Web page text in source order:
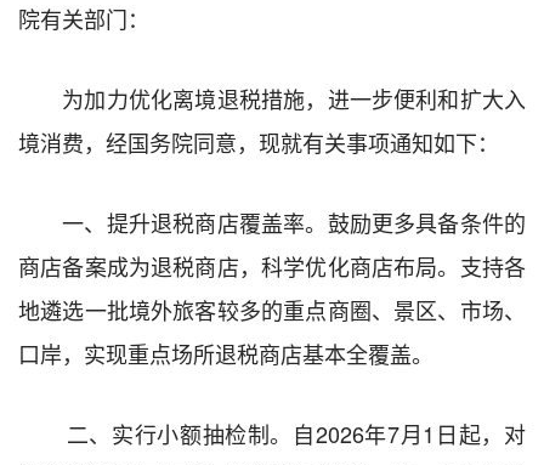
院有关部门：
为加力优化离境退税措施，进一步便利和扩大入
境消费，经国务院同意，现就有关事项通知如下：
一、提升退税商店覆盖率。 鼓励更多具备条件的
商店备案成为退税商店，科学优化商店布局。支持各
地遴选一批境外旅客较多的重点商圈、景区、市场、
口岸，实现重点场所退税商店基本全覆盖。
二、实行小额抽检制。 自2026年7月1 日起， 对